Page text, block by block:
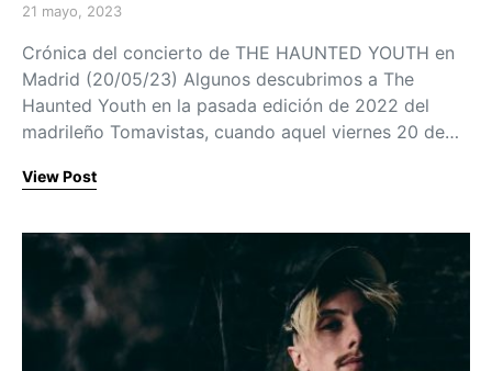
Posted on
21 mayo, 2023
Crónica del concierto de THE HAUNTED YOUTH en
Madrid (20/05/23) Algunos descubrimos a The
Haunted Youth en la pasada edición de 2022 del
madrileño Tomavistas, cuando aquel viernes 20 de…
View Post